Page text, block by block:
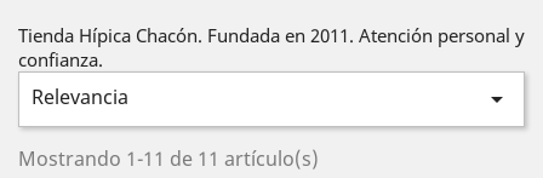
Tienda Hípica Chacón. Fundada en 2011. Atención personal y
confianza.
Relevancia 
Mostrando 1-11 de 11 artículo(s)